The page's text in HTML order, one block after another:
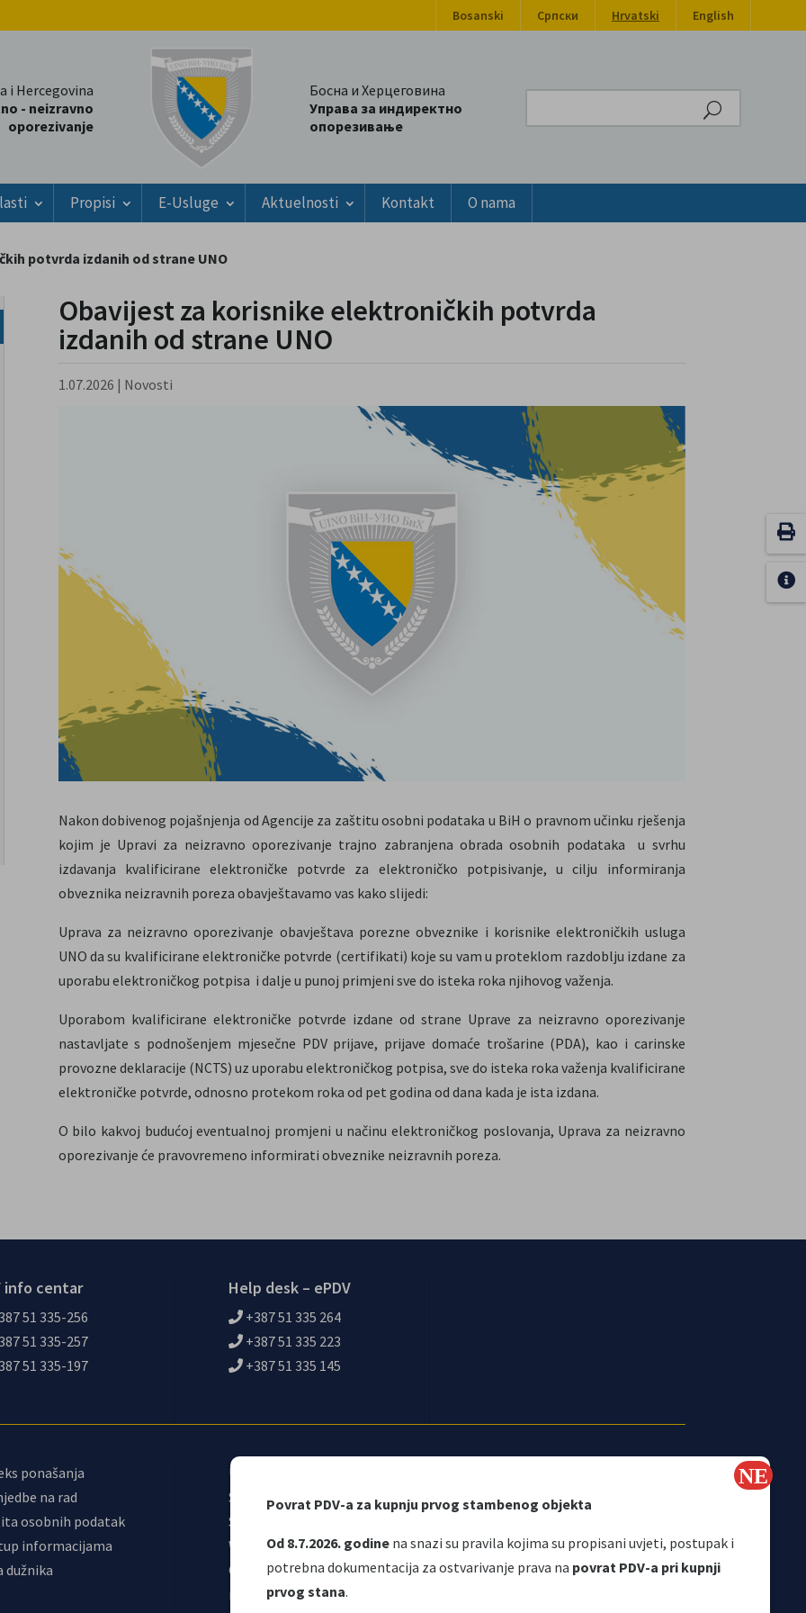
Povrat PDV-a za kupnju prvog stambenog objekta
Od 8.7.2026. godine na snazi su pravila kojima su propisani uvjeti, postupak i
potrebna dokumentacija za ostvarivanje prava na povrat PDV-a pri kupnji
prvog stana.
Bosanski Српски Hrvatski English
i Hercegovina
- neizravno
oporezivanje
Босна и Херцеговина
Управа за индиректно
опорезивање
Propisi E-Usluge Aktuelnosti Kontakt O nama
potvrda izdanih od strane UNO
Obavijest za korisnike elektroničkih potvrda
izdanih od strane UNO
1.07.2026 | Novosti
Nakon dobivenog pojašnjenja od Agencije za zaštitu osobni podataka u BiH o pravnom učinku rješenja
kojim je Upravi za neizravno oporezivanje trajno zabranjena obrada osobnih podataka u svrhu
izdavanja kvalificirane elektroničke potvrde za elektroničko potpisivanje, u cilju informiranja
obveznika neizravnih poreza obavještavamo vas kako slijedi:
Uprava za neizravno oporezivanje obavještava porezne obveznike i korisnike elektroničkih usluga
UNO da su kvalificirane elektroničke potvrde (certifikati) koje su vam u proteklom razdoblju izdane za
uporabu elektroničkog potpisa i dalje u punoj primjeni sve do isteka roka njihovog važenja.
Uporabom kvalificirane elektroničke potvrde izdane od strane Uprave za neizravno oporezivanje
nastavljate s podnošenjem mjesečne PDV prijave, prijave domaće trošarine (PDA), kao i carinske
provozne deklaracije (NCTS) uz uporabu elektroničkog potpisa, sve do isteka roka važenja kvalificirane
elektroničke potvrde, odnosno protekom roka od pet godina od dana kada je ista izdana.
O bilo kakvoj budućoj eventualnoj promjeni u načinu elektroničkog poslovanja, Uprava za neizravno
oporezivanje će pravovremeno informirati obveznike neizravnih poreza.
info centar
51 335-256
51 335-257
51 335-197
Help desk – ePDV
+387 51 335 264
+387 51 335 223
+387 51 335 145
ponašanja
na rad
osobnih podatak
informacijama
dužnika
Upravni odbor
Sindikat
Samostalni sindikat UNO
Webmail
Odjeljenje za
makroekonomsku analizu
Korisni linkovi